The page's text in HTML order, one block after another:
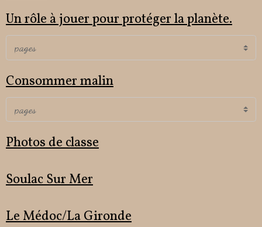
Un rôle à jouer pour protéger la planète.
Consommer malin
Photos de classe
Soulac Sur Mer
Le Médoc/La Gironde